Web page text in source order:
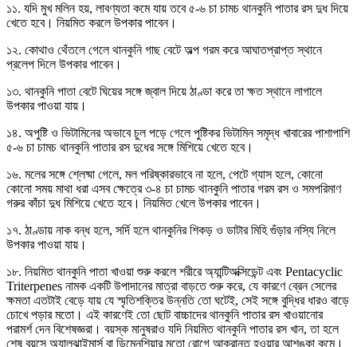
১১. যদি মুখ মলিন হয়, লাবণ্যতা কমে যায় তবে ৫-৬ চা চামচ থানকুনি পাতার রস দুধ দিয়ে
খেতে হবে। নিয়মিত করলে উপকার পাবেন।
১২. কোথাও থেঁতলে গেলে থানকুনি গাছ বেটে অল্প গরম করে আঘাতপ্রাপ্ত স্থানে
প্রলেপ দিলে উপকার পাবেন।
১৩. থানকুনি পাতা বেটে ঘিয়ের সঙ্গে জ্বাল দিয়ে ঠাণ্ডা করে তা ক্ষত স্থানে লাগালে
উপকার পাওয়া যায়।
১৪. অপুষ্টি ও ভিটামিনের অভাবে চুল পড়ে গেলে পুষ্টিকর ভিটামিন সমৃদ্ধ খাবারের পাশাপাশি
৫-৬ চা চামচ থানকুনি পাতার রস দুধের সঙ্গে মিশিয়ে খেতে হবে।
১৬. মলের সঙ্গে শ্লেষ্মা গেলে, মল পরিষ্কারভাবে না হলে, পেটে গ্যাস হলে, কোনো
কোনো সময় মাথা ধরা এসব ক্ষেত্রে ৩-৪ চা চামচ থানকুনি পাতার গরম রস ও সমপরিমাণ
গরুর কাঁচা দুধ মিশিয়ে খেতে হবে। নিয়মিত খেলে উপকার পাবেন।
১৭. ঠাণ্ডায় নাক বন্ধ হলে, সর্দি হলে থানকুনির শিকড় ও ডাটার মিহি গুঁড়ার নস্যি নিলে
উপকার পাওয়া যায়।
১৮. নিয়মিত থানকুনি পাতা খাওয়া শুরু করলে শরীরে অ্যান্টিঅক্সিডেন্ট এবং Pentacyclic
Triterpenes নামক একটি উপাদানের মাত্রা বাড়তে শুরু করে, যে কারণে ব্রেন সেলের
ক্ষমতা এতটাই বেড়ে যায় যে স্মৃতিশক্তির উন্নতি তো ঘটেই, সেই সঙ্গে বুদ্ধির ধারও বাড়ে
চোখে পড়ার মতো। এই কারণেই তো ছোট বাচ্চাদের থানকুনি পাতার রস খাওয়ানোর
পরামর্শ দেন বিশেষজ্ঞরা। বয়স্ক মানুষরাও যদি নিয়মিত থানকুনি পাতার রস খান, তা হলে
শেষ বয়সে অ্যালঝাইমার্স বা ডিমেনশিয়ার মতো রোগে আক্রান্ত হওয়ার আশঙ্কা কমে।